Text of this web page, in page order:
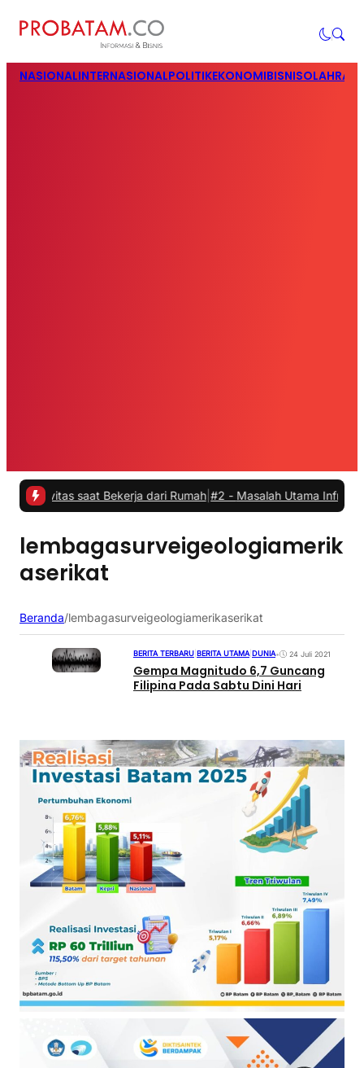
NASIONALINTERNASIONALPOLITIKEKONOMIBISNIS
saat Bekerja dari Rumah |#2 -Masalah Utama Infrastruktur
lembagasurveigeologiamerik
aserikat
Beranda/lembagasurveigeologiamerikaserikat
BERITA TERBARU BERITA UTAMA DUNIA• 24 Juli 2021
Gempa Magnitudo 6,7 Guncang
Filipina Pada Sabtu Dini Hari